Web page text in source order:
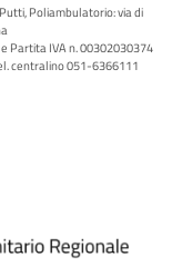
Poliambulatorio: via di
Partita IVA n. 00302030374
centralino 051-6366111